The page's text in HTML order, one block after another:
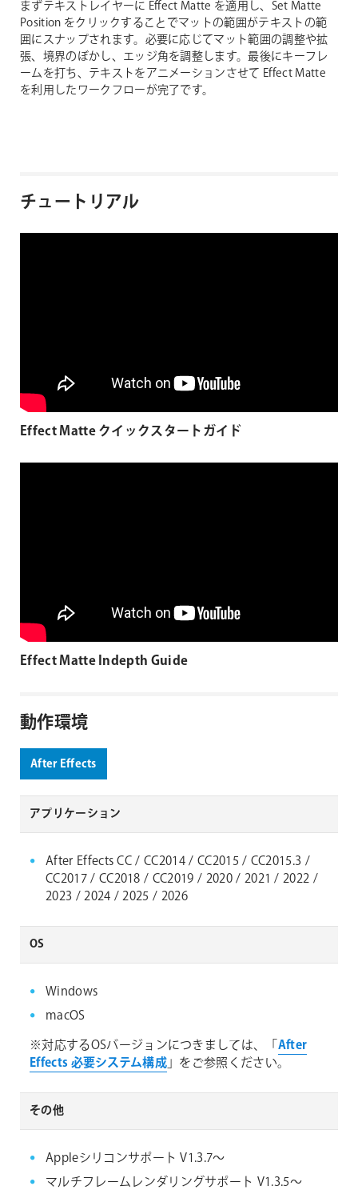
まずテキストレイヤーに Effect Matte を適用し、Set Matte
Position をクリックすることでマットの範囲がテキストの範
囲にスナップされます。必要に応じてマット範囲の調整や拡
張、境界のぼかし、エッジ角を調整します。最後にキーフレ
ームを打ち、テキストをアニメーションさせて Effect Matte
を利用したワークフローが完了です。
チュートリアル
Effect Matte クイックスタートガイド
Effect Matte Indepth Guide
動作環境
After Effects
アプリケーション
After Effects CC / CC2014 / CC2015 / CC2015.3 /
CC2017 / CC2018 / CC2019 / 2020 / 2021 / 2022 /
2023 / 2024 / 2025 / 2026
OS
Windows
macOS
※対応するOSバージョンにつきましては、「 After
Effects 必要システム構成」をご参照ください。
その他
Appleシリコンサポート V1.3.7～
マルチフレームレンダリングサポート V1.3.5～